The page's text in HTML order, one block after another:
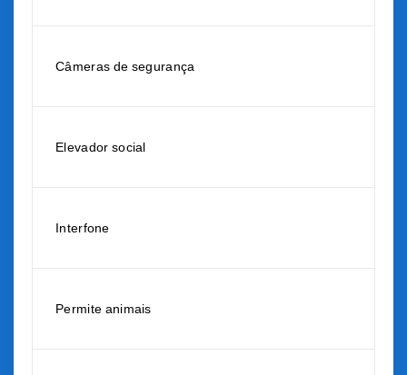
Câmeras de segurança
Elevador social
Interfone
Permite animais